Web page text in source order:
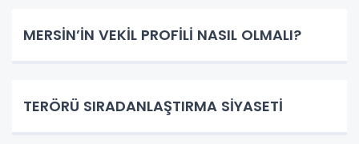
MERSİN’İN VEKİL PROFİLİ NASIL OLMALI?
TERÖRÜ SIRADANLAŞTIRMA SİYASETİ